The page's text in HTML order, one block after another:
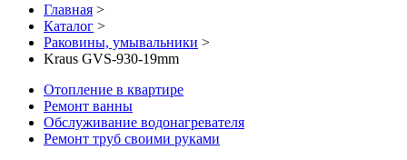
Главная >
Каталог >
Раковины, умывальники >
Kraus GVS-930-19mm
Отопление в квартире
Ремонт ванны
Обслуживание водонагревателя
Ремонт труб своими руками